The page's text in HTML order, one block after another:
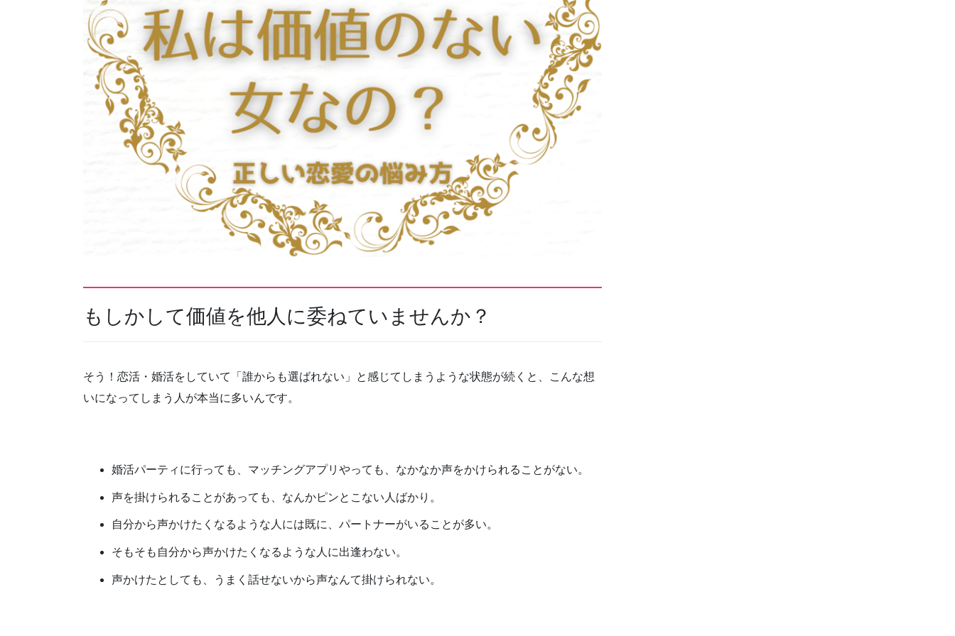
もしかして価値を他人に委ねていませんか？
そう！恋活・婚活をしていて「誰からも選ばれない」と感じてしまうような状態が続くと、こんな想
いになってしまう人が本当に多いんです。
婚活パーティに行っても、マッチングアプリやっても、なかなか声をかけられることがない。
声を掛けられることがあっても、なんかピンとこない人ばかり。
自分から声かけたくなるような人には既に、パートナーがいることが多い。
そもそも自分から声かけたくなるような人に出逢わない。
声かけたとしても、うまく話せないから声なんて掛けられない。